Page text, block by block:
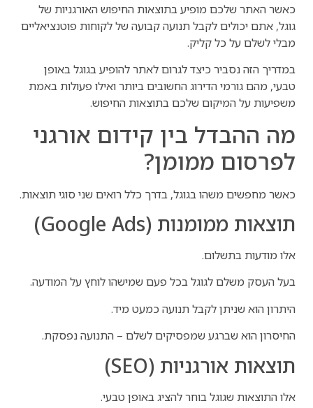
כאשר האתר שלכם מופיע בתוצאות החיפוש האורגניות של
גוגל, אתם יכולים לקבל תנועה קבועה של לקוחות פוטנציאליים
מבלי לשלם על כל קליק.
במדריך הזה נסביר כיצד לגרום לאתר להופיע בגוגל באופן
טבעי, מהם גורמי הדירוג החשובים ביותר ואילו פעולות באמת
משפיעות על המיקום שלכם בתוצאות החיפוש.
מה ההבדל בין קידום אורגני
לפרסום ממומן?
כאשר מחפשים משהו בגוגל, בדרך כלל רואים שני סוגי תוצאות.
תוצאות ממומנות (Google Ads)
אלו מודעות בתשלום.
בעל העסק משלם לגוגל בכל פעם שמישהו לוחץ על המודעה.
היתרון הוא שניתן לקבל תנועה כמעט מיד.
החיסרון הוא שברגע שמפסיקים לשלם – התנועה נפסקת.
תוצאות אורגניות (SEO)
אלו התוצאות שגוגל בוחר להציג באופן טבעי.